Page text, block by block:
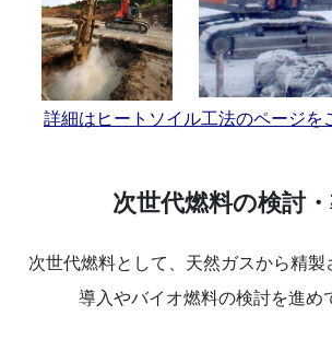
詳細はヒートソイル工法のページを
次世代燃料の検討
次世代燃料として、天然ガスから精製
導入やバイオ燃料の検討を進め